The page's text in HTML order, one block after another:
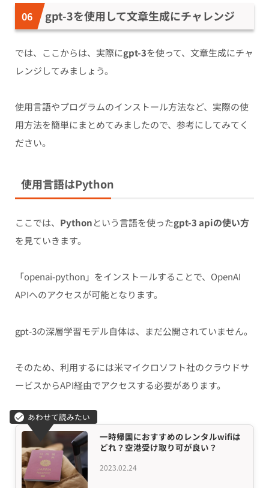
gpt-3を使用して文章生成にチャレンジ
では、ここからは、実際にgpt-3を使って、文章生成にチャ
レンジしてみましょう。
使用言語やプログラムのインストール方法など、実際の使
用方法を簡単にまとめてみましたので、参考にしてみてく
ださい。
使用言語はPython
ここでは、 Pythonという言語を使ったgpt-3 apiの使い方
を見ていきます。
「openai-python」をインストールすることで、OpenAI
APIへのアクセスが可能となります。
gpt-3の深層学習モデル自体は、まだ公開されていません。
そのため、利用するには米マイクロソフト社のクラウドサ
ービスからAPI経由でアクセスする必要があります。
2023.02.24
一時帰国におすすめのレンタルwifiは
どれ？空港受け取り可が良い？